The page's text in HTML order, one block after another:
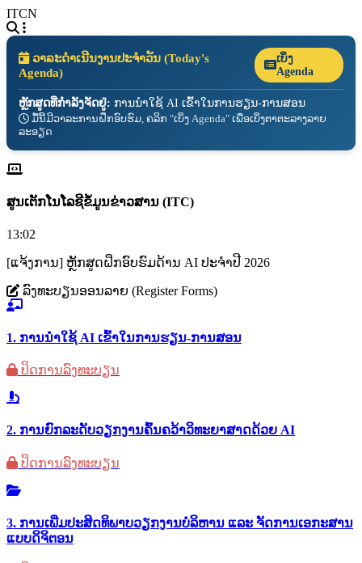
ITCN
ວາລະດຳເນີນງານປະຈຳວັນ (Today's
Agenda)
ເບິ່ງ
Agenda
ຫຼັກສູດທີ່ກຳລັງຈັດຢູ່: ການນຳໃຊ້ AI ເຂົ້າໃນການຮຽນ-ການສອນ
ມື້ນີ້ມີວາລະການຝຶກອົບຮົມ, ຄລິກ "ເບິ່ງ Agenda" ເພື່ອເບິ່ງຕາຕະລາງລາຍ
ລະອຽດ
ສູນເຕັກໂນໂລຊີຂໍ້ມູນຂ່າວສານ (ITC)
13:02
[ແຈ້ງການ] ຫຼັກສູດຝຶກອົບຮົມດ້ານ AI ປະຈຳປີ 2026
ລົງທະບຽນອອນລາຍ (Register Forms)
1. ການນຳໃຊ້ AI ເຂົ້າໃນການຮຽນ-ການສອນ
ປິດການລົງທະບຽນ
2. ການຍົກລະດັບວຽກງານຄົ້ນຄວ້າວິທະຍາສາດດ້ວຍ AI
ປິດການລົງທະບຽນ
3. ການເພີ່ມປະສິດທິພາບວຽກງານບໍລິຫານ ແລະ ຈັດການເອກະສານ
ແບບດິຈິຕອນ